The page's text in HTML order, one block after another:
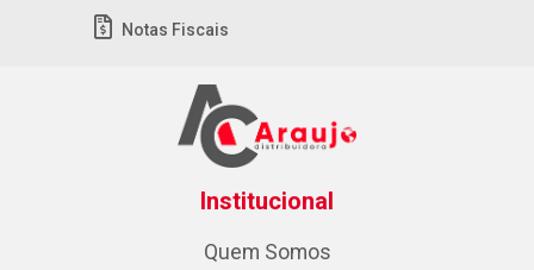
Notas Fiscais
Institucional
Quem Somos